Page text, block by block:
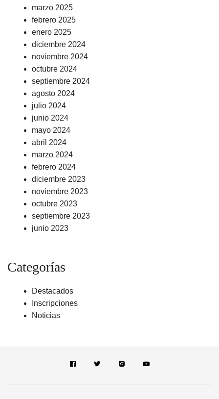
marzo 2025
febrero 2025
enero 2025
diciembre 2024
noviembre 2024
octubre 2024
septiembre 2024
agosto 2024
julio 2024
junio 2024
mayo 2024
abril 2024
marzo 2024
febrero 2024
diciembre 2023
noviembre 2023
octubre 2023
septiembre 2023
junio 2023
Categorías
Destacados
Inscripciones
Noticias